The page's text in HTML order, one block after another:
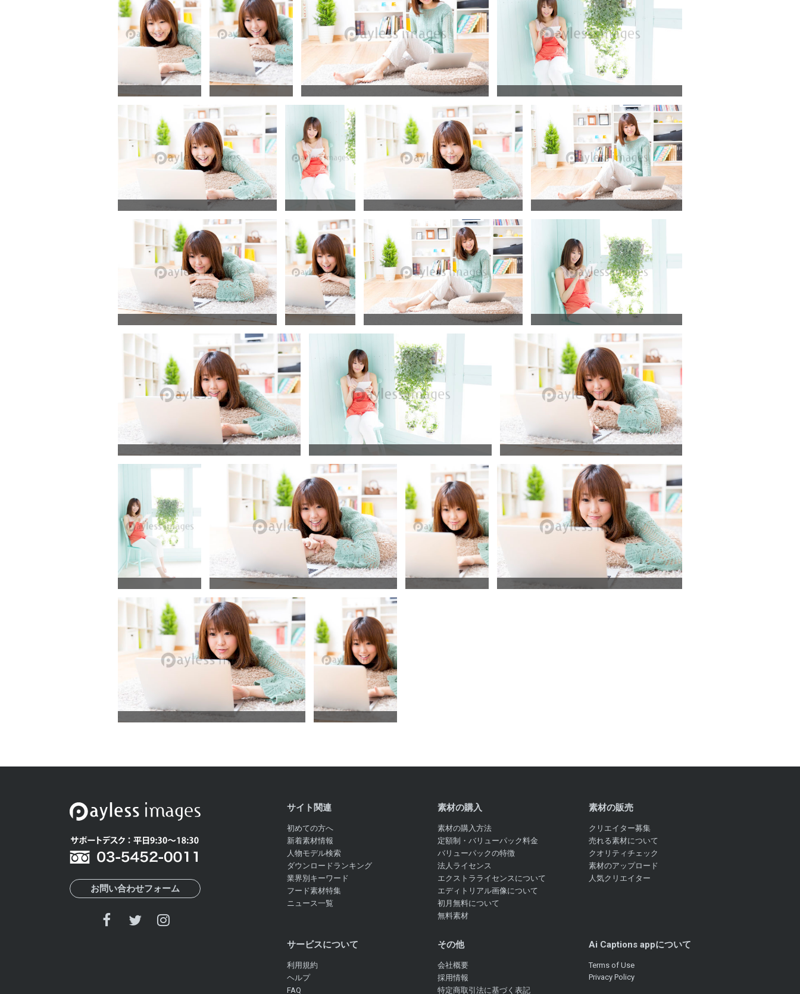
お問い合わせフォーム
サイト関連
初めての方へ
新着素材情報
人物モデル検索
ダウンロードランキング
業界別キーワード
フード素材特集
ニュース一覧
素材の購入
素材の購入方法
定額制・バリューパック料金
バリューパックの特徴
法人ライセンス
エクストラライセンスについて
エディトリアル画像について
初月無料について
無料素材
素材の販売
クリエイター募集
売れる素材について
クオリティチェック
素材のアップロード
人気クリエイター
サービスについて
利用規約
ヘルプ
FAQ
その他
会社概要
採用情報
特定商取引法に基づく表記
Ai Captions appについて
Terms of Use
Privacy Policy